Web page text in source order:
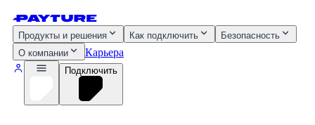
Продукты и решения Как подключить
Безопасность
О компании
Карьера
Подключить